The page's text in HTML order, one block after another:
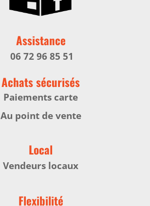
Assistance
06 72 96 85 51
Achats sécurisés
Paiements carte
Au point de vente
Local
Vendeurs locaux
Flexibilité